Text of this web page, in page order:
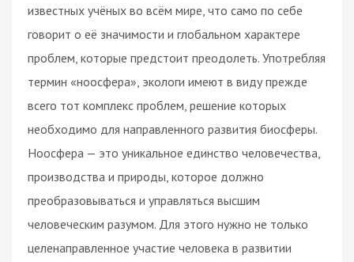
известных учёных во всём мире, что само по себе
говорит о её значимости и глобальном характере
проблем, которые предстоит преодолеть. Употребляя
термин «ноосфера», экологи имеют в виду прежде
всего тот комплекс проблем, решение которых
необходимо для направленного развития биосферы.
Ноосфера — это уникальное единство человечества,
производства и природы, которое должно
преобразовываться и управляться высшим
человеческим разумом. Для этого нужно не только
целенаправленное участие человека в развитии